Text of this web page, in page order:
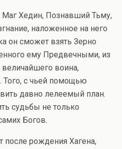
Хедин, Познавший Тьму,
наложенное на него
он сможет взять Зерно
ему Предвечными, из
воина,
Того, с чьей помощью
давно лелеемый план.
судьбы не только
Богов.
после рождения Хагена,